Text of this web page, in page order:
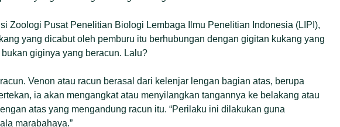
Zoologi Pusat Penelitian Biologi Lembaga Ilmu Penelitian Indonesia (LIPI),
yang dicabut oleh pemburu itu berhubungan dengan gigitan kukang yang
giginya yang beracun. Lalu?
Venon atau racun berasal dari kelenjar lengan bagian atas, berupa
ia akan mengangkat atau menyilangkan tangannya ke belakang atau
atas yang mengandung racun itu. “Perilaku ini dilakukan guna
marabahaya.”